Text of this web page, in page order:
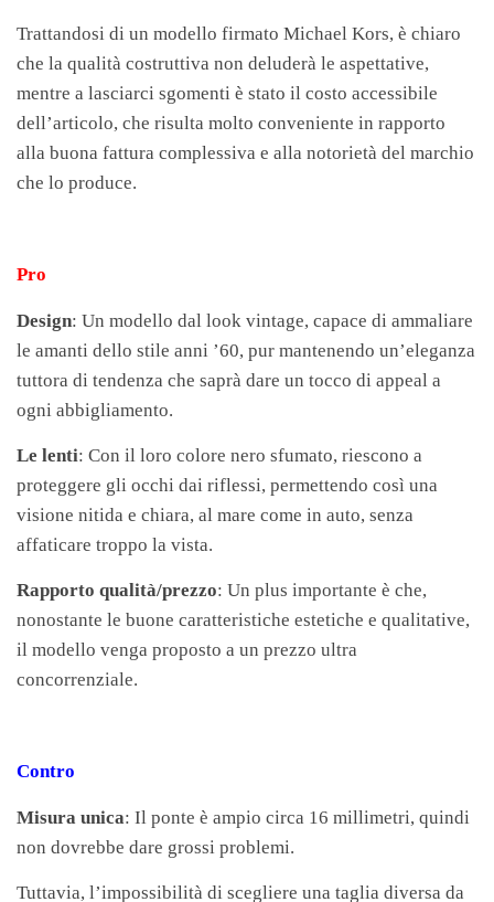
Trattandosi di un modello firmato Michael Kors, è chiaro
che la qualità costruttiva non deluderà le aspettative,
mentre a lasciarci sgomenti è stato il costo accessibile
dell’articolo, che risulta molto conveniente in rapporto
alla buona fattura complessiva e alla notorietà del marchio
che lo produce.
Pro
Design: Un modello dal look vintage, capace di ammaliare
le amanti dello stile anni ’60, pur mantenendo un’eleganza
tuttora di tendenza che saprà dare un tocco di appeal a
ogni abbigliamento.
Le lenti: Con il loro colore nero sfumato, riescono a
proteggere gli occhi dai riflessi, permettendo così una
visione nitida e chiara, al mare come in auto, senza
affaticare troppo la vista.
Rapporto qualità/prezzo: Un plus importante è che,
nonostante le buone caratteristiche estetiche e qualitative,
il modello venga proposto a un prezzo ultra
concorrenziale.
Contro
Misura unica: Il ponte è ampio circa 16 millimetri, quindi
non dovrebbe dare grossi problemi.
Tuttavia, l’impossibilità di scegliere una taglia diversa da